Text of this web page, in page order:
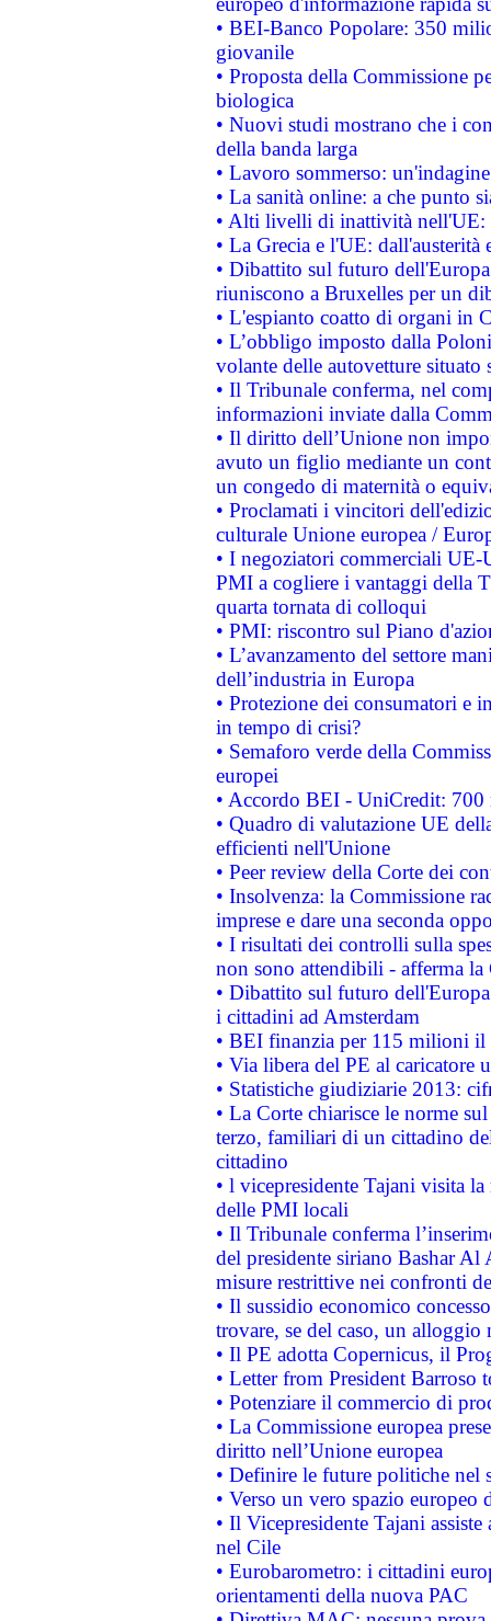
• BEI-Banco Popolare: 350
giovanile
• Proposta della Commissione
biologica
• Nuovi studi mostrano che i
della banda larga
• Lavoro sommerso:
• La sanità online: a che punto
• Alti livelli di inattività nell'UE:
• La Grecia e l'UE: dall'austerità
• Dibattito sul futuro
riuniscono a Bruxelles per un
• L'espianto coatto di organi in
• L’obbligo imposto dalla
volante delle autovetture
• Il Tribunale conferma, nel
informazioni inviate dalla
• Il diritto dell’Unione non
avuto un figlio mediante un
un congedo di maternità o
• Proclamati i vincitori
culturale Unione europea /
• I negoziatori commerciali UE-
PMI a cogliere i vantaggi della
quarta tornata di colloqui
• PMI: riscontro sul Piano
• L’avanzamento del settore
dell’industria in Europa
• Protezione dei consumatori e
in tempo di crisi?
• Semaforo verde della
europei
• Accordo BEI - UniCredit:
• Quadro di valutazione UE
efficienti nell'Unione
• Peer review della Corte dei
• Insolvenza: la Commissione
imprese e dare una seconda
• I risultati dei controlli sulla
non sono attendibili - afferma la
• Dibattito sul futuro
i cittadini ad Amsterdam
• BEI finanzia per 115 milioni
• Via libera del PE al caricatore
• Statistiche giudiziarie 2013:
• La Corte chiarisce le norme
terzo, familiari di un cittadino
cittadino
• l vicepresidente Tajani visita
delle PMI locali
• Il Tribunale conferma
del presidente siriano Bashar Al
misure restrittive nei confronti
• Il sussidio economico
trovare, se del caso, un
• Il PE adotta Copernicus, il
• Letter from President Barroso
• Potenziare il commercio di
• La Commissione europea
diritto nell’Unione europea
• Definire le future politiche nel
• Verso un vero spazio
• Il Vicepresidente Tajani
nel Cile
• Eurobarometro: i cittadini
orientamenti della nuova PAC